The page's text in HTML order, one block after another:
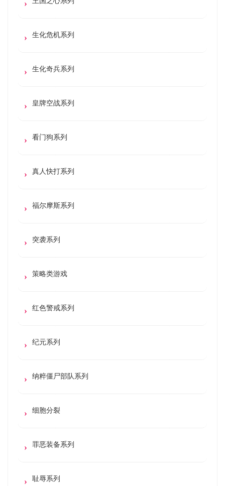
生化危机系列
生化奇兵系列
皇牌空战系列
看门狗系列
真人快打系列
福尔摩斯系列
突袭系列
策略类游戏
红色警戒系列
纪元系列
纳粹僵尸部队系列
细胞分裂
罪恶装备系列
耻辱系列